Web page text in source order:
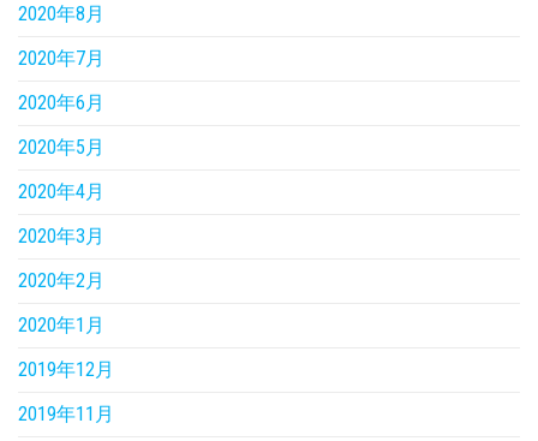
2020年8月
2020年7月
2020年6月
2020年5月
2020年4月
2020年3月
2020年2月
2020年1月
2019年12月
2019年11月